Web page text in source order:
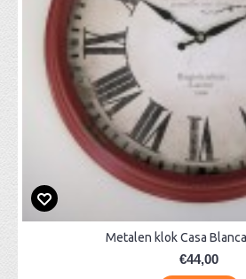
Metalen klok Casa
€44,00